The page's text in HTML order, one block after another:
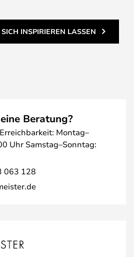
INSPIRIEREN LASSEN
Beratung?
Montag–
Uhr Samstag–Sonntag:
063 128